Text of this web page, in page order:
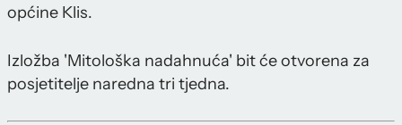
općine Klis.
Izložba 'Mitološka nadahnuća' bit će otvorena za
posjetitelje naredna tri tjedna.